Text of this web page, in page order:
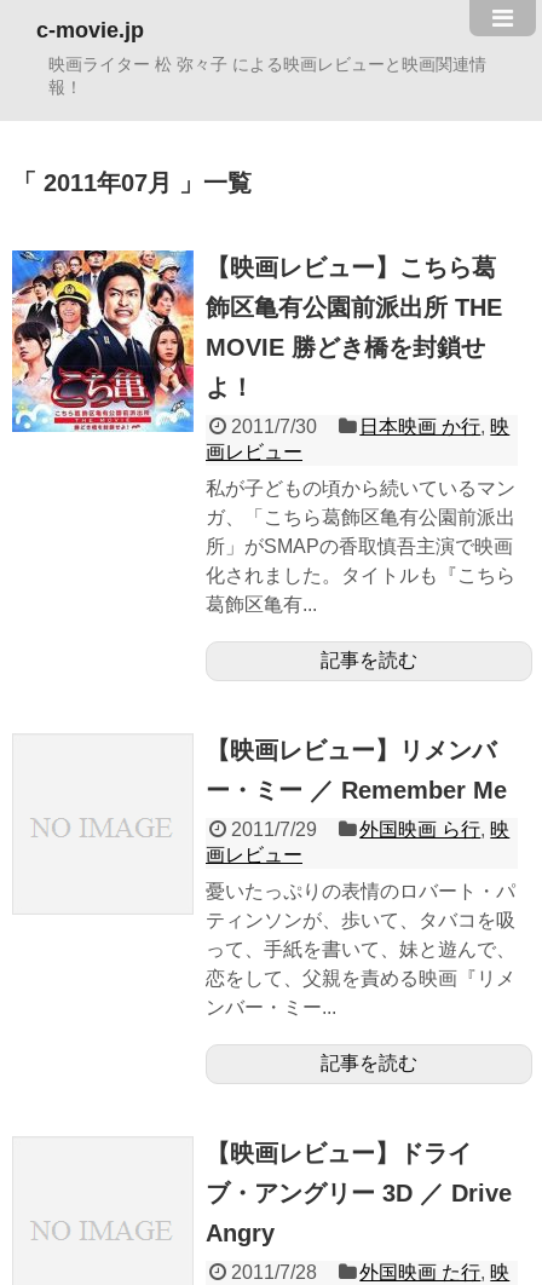
c-movie.jp
映画ライター 松 弥々子 による映画レビューと映画関連情
報！
2011年07月 一覧
【映画レビュー】こちら葛
飾区亀有公園前派出所 THE
MOVIE 勝どき橋を封鎖せ
よ！
2011/7/30 日本映画 か行, 映
画レビュー
私が子どもの頃から続いているマン
ガ、「こちら葛飾区亀有公園前派出
所」がSMAPの香取慎吾主演で映画
化されました。タイトルも『こちら
葛飾区亀有...
記事を読む
【映画レビュー】リメンバ
ー・ミー ／ Remember Me
2011/7/29 外国映画 ら行, 映
画レビュー
憂いたっぷりの表情のロバート・パ
ティンソンが、歩いて、タバコを吸
って、手紙を書いて、妹と遊んで、
恋をして、父親を責める映画『リメ
ンバー・ミー...
記事を読む
【映画レビュー】ドライ
ブ・アングリー 3D ／ Drive
Angry
2011/7/28 外国映画 た行, 映